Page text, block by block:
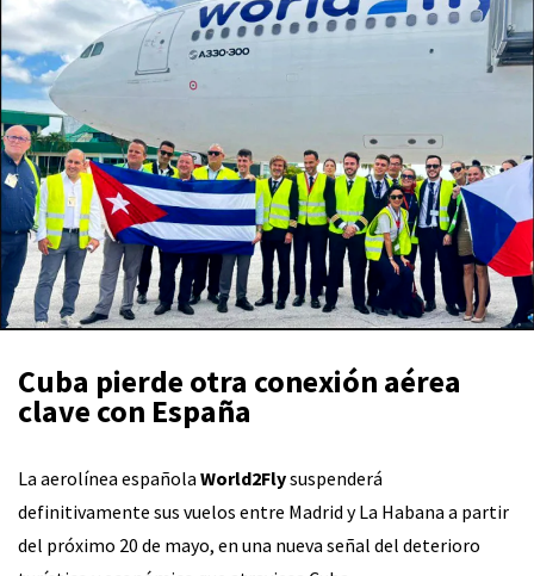
Cuba pierde otra conexión aérea
clave con España
La aerolínea española World2Flysuspenderá
definitivamente sus vuelos entre Madrid y La Habana a partir
del próximo 20 de mayo, en una nueva señal del deterioro